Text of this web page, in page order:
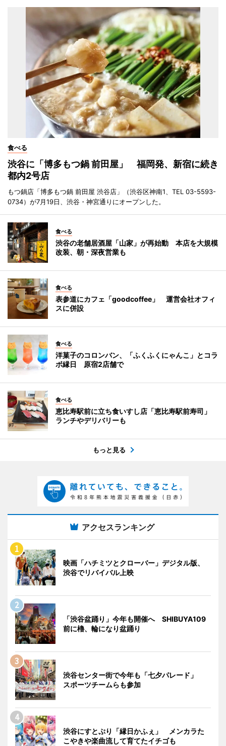
食べる
渋谷に「博多もつ鍋 前田屋」 福岡発、新宿に続き
都内2号店
もつ鍋店「博多もつ鍋 前田屋 渋谷店」（渋谷区神南1、TEL 03-5593-
0734）が7月19日、渋谷・神宮通りにオープンした。
食べる
渋谷の老舗居酒屋「山家」が再始動 本店を大規模
改装、朝・深夜営業も
食べる
表参道にカフェ「goodcoffee」 運営会社オフィ
スに併設
食べる
洋菓子のコロンバン、「ふくふくにゃんこ」とコラ
ボ縁日 原宿2店舗で
食べる
恵比寿駅前に立ち食いすし店「恵比寿駅前寿司」
ランチやデリバリーも
もっと見る
アクセスランキング
映画「ハチミツとクローバー」デジタル版、
渋谷でリバイバル上映
「渋谷盆踊り」今年も開催へ SHIBUYA109
前に櫓、輪になり盆踊り
渋谷センター街で今年も「七夕パレード」
スポーツチームらも参加
渋谷にすとぷり「縁日かふぇ」 メンカラた
こやきや楽曲流して育てたイチゴも